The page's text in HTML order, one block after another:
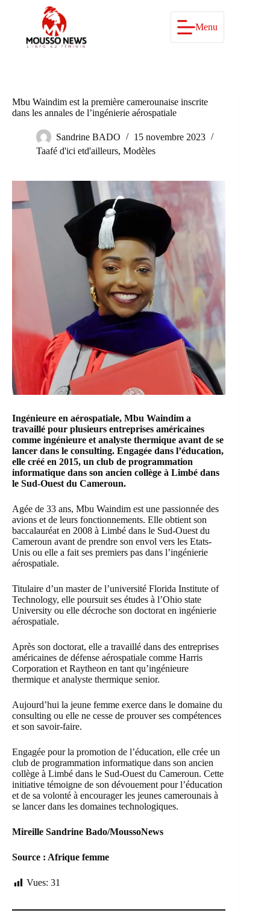
Menu
Mbu Waindim est la première camerounaise inscrite
dans les annales de l’ingénierie aérospatiale
Sandrine BADO
15 novembre 2023
Taafé d'ici etd'ailleurs, Modèles
Ingénieure en aérospatiale, Mbu Waindim a
travaillé pour plusieurs entreprises américaines
comme ingénieure et analyste thermique avant de se
lancer dans le consulting. Engagée dans l’éducation,
elle créé en 2015, un club de programmation
informatique dans son ancien collège à Limbé dans
le Sud-Ouest du Cameroun.
Agée de 33 ans, Mbu Waindim est une passionnée des
avions et de leurs fonctionnements. Elle obtient son
baccalauréat en 2008 à Limbé dans le Sud-Ouest du
Cameroun avant de prendre son envol vers les Etats-
Unis ou elle a fait ses premiers pas dans l’ingénierie
aérospatiale.
Titulaire d’un master de l’université Florida Institute of
Technology, elle poursuit ses études à l’Ohio state
University ou elle décroche son doctorat en ingénierie
aérospatiale.
Après son doctorat, elle a travaillé dans des entreprises
américaines de défense aérospatiale comme Harris
Corporation et Raytheon en tant qu’ingénieure
thermique et analyste thermique senior.
Aujourd’hui la jeune femme exerce dans le domaine du
consulting ou elle ne cesse de prouver ses compétences
et son savoir-faire.
Engagée pour la promotion de l’éducation, elle crée un
club de programmation informatique dans son ancien
collège à Limbé dans le Sud-Ouest du Cameroun. Cette
initiative témoigne de son dévouement pour l’éducation
et de sa volonté à encourager les jeunes camerounais à
se lancer dans les domaines technologiques.
Mireille Sandrine Bado/MoussoNews
Source : Afrique femme
Vues: 31